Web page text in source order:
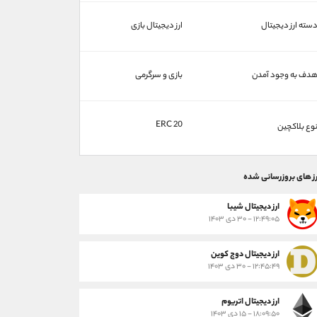
دسته ارز دیجیتال ارز دیجیتال بازی
هدف به وجود آمدن بازی و سرگرمی
نوع بلاکچین ERC 20
های بروزرسانی شده
ارز ديجيتال شیبا
۱۲:۴۹:۰۵ - ۳۰ دی ۱۴۰۳
ارز دیجیتال دوج کوین
۱۲:۴۵:۴۹ - ۳۰ دی ۱۴۰۳
ارز دیجیتال اتریوم
۱۸:۰۹:۵۰ - ۱۵ دی ۱۴۰۳